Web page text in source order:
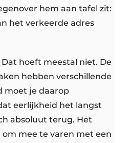
hem aan tafel zit:
het verkeerde adres
hoeft meestal niet. De
hebben verschillende
moet je daarop
eerlijkheid het langst
absoluut terug. Het
mee te varen met een